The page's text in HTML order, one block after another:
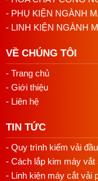
- PHỤ KIỆN NGÀNH
- LINH KIỆN NGÀNH
VỀ CHÚNG TÔI
- Trang chủ
- Giới thiệu
- Liên hệ
TIN TỨC
- Quy trình kiểm vải
- Cách lắp kim máy vắt
- Linh kiện máy cắt vải